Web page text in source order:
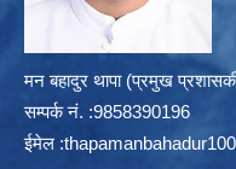
मन बहादुर थापा (प्रमुख
सम्पर्क न‌ं. :9858390196
ईमेल :